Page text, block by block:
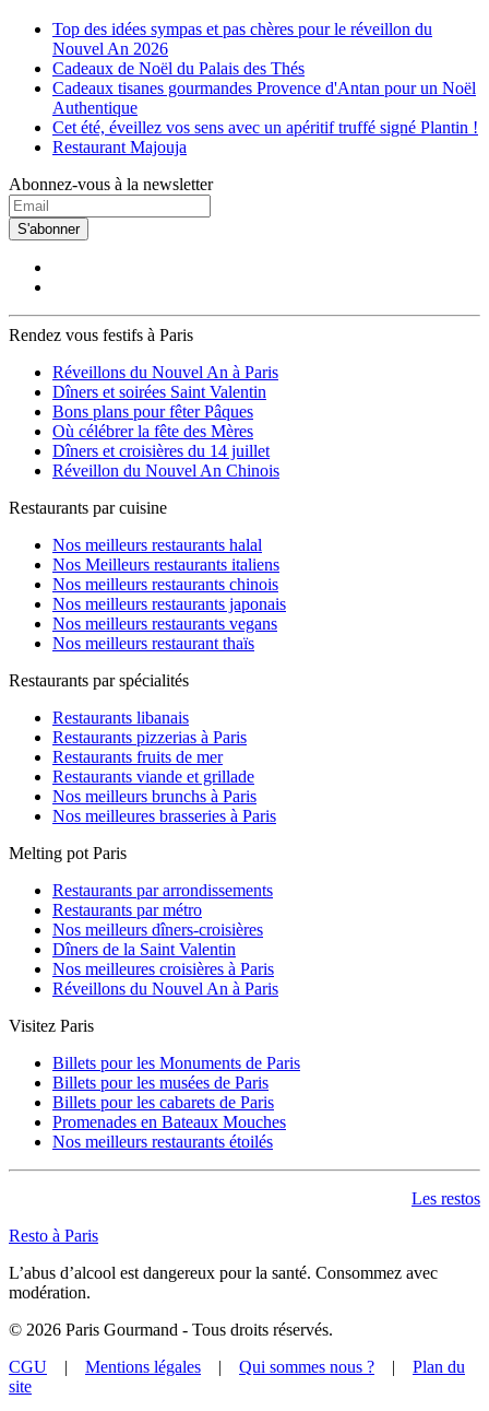
Top des idées sympas et pas chères pour le réveillon du
Nouvel An 2026
Cadeaux de Noël du Palais des Thés
Cadeaux tisanes gourmandes Provence d'Antan pour un Noël
Authentique
Cet été, éveillez vos sens avec un apéritif truffé signé Plantin !
Restaurant Majouja
Abonnez-vous à la newsletter
S'abonner
Rendez vous festifs à Paris
Réveillons du Nouvel An à Paris
Dîners et soirées Saint Valentin
Bons plans pour fêter Pâques
Où célébrer la fête des Mères
Dîners et croisières du 14 juillet
Réveillon du Nouvel An Chinois
Restaurants par cuisine
Nos meilleurs restaurants halal
Nos Meilleurs restaurants italiens
Nos meilleurs restaurants chinois
Nos meilleurs restaurants japonais
Nos meilleurs restaurants vegans
Nos meilleurs restaurant thaïs
Restaurants par spécialités
Restaurants libanais
Restaurants pizzerias à Paris
Restaurants fruits de mer
Restaurants viande et grillade
Nos meilleurs brunchs à Paris
Nos meilleures brasseries à Paris
Melting pot Paris
Restaurants par arrondissements
Restaurants par métro
Nos meilleurs dîners-croisières
Dîners de la Saint Valentin
Nos meilleures croisières à Paris
Réveillons du Nouvel An à Paris
Visitez Paris
Billets pour les Monuments de Paris
Billets pour les musées de Paris
Billets pour les cabarets de Paris
Promenades en Bateaux Mouches
Nos meilleurs restaurants étoilés
Les restos
Resto à Paris
L’abus d’alcool est dangereux pour la santé. Consommez avec
modération.
© 2026 Paris Gourmand - Tous droits réservés.
CGU | Mentions légales | Qui sommes nous ? | Plan du
site